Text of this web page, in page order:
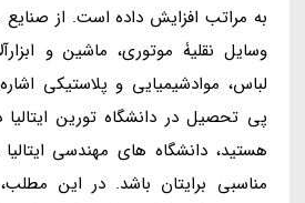
به مراتب افزایش داده است. از صنایع
وسایل نقلیۀ موتوری، ماشین و
لباس، موادشیمیایی و پلاستیکی اشاره
پی تحصیل در دانشگاه تورین
هستید، دانشگاه های مهندسی
مناسبی برایتان باشد. در این